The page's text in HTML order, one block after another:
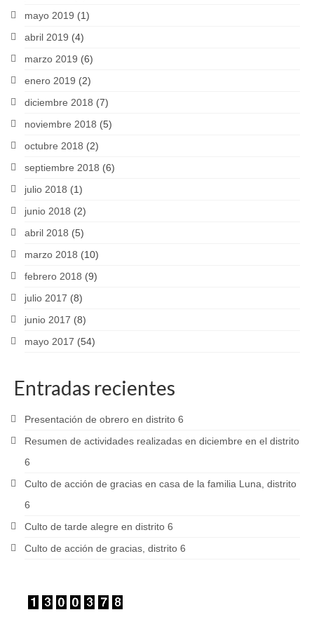
mayo 2019 (1)
abril 2019 (4)
marzo 2019 (6)
enero 2019 (2)
diciembre 2018 (7)
noviembre 2018 (5)
octubre 2018 (2)
septiembre 2018 (6)
julio 2018 (1)
junio 2018 (2)
abril 2018 (5)
marzo 2018 (10)
febrero 2018 (9)
julio 2017 (8)
junio 2017 (8)
mayo 2017 (54)
Entradas recientes
Presentación de obrero en distrito 6
Resumen de actividades realizadas en diciembre en el distrito
6
Culto de acción de gracias en casa de la familia Luna, distrito
6
Culto de tarde alegre en distrito 6
Culto de acción de gracias, distrito 6